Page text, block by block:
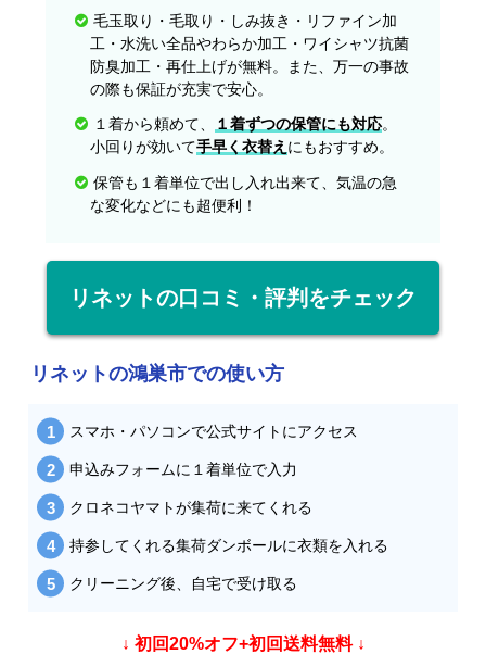
毛玉取り・毛取り・しみ抜き・リファイン加
工・水洗い全品やわらか加工・ワイシャツ抗菌
防臭加工・再仕上げが無料。また、万一の事故
の際も保証が充実で安心。
１着から頼めて、 １着ずつの保管にも対応。
小回りが効いて手早く衣替え にもおすすめ。
保管も１着単位で出し入れ出来て、気温の急
な変化などにも超便利！
リネットの口コミ・評判をチェック
リネットの鴻巣市での使い方
スマホ・パソコンで公式サイトにアクセス
申込みフォームに１着単位で入力
クロネコヤマトが集荷に来てくれる
持参してくれる集荷ダンボールに衣類を入れる
クリーニング後、自宅で受け取る
↓ 初回20%オフ+初回送料無料 ↓